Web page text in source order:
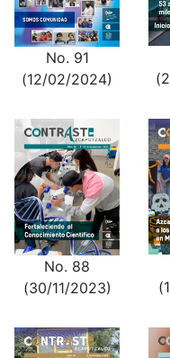
No. 91
(12/02/2024)
No. 88
(30/11/2023)